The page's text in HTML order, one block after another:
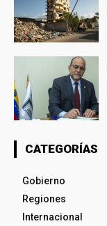
CATEGORÍAS
Gobierno
Regiones
Internacional